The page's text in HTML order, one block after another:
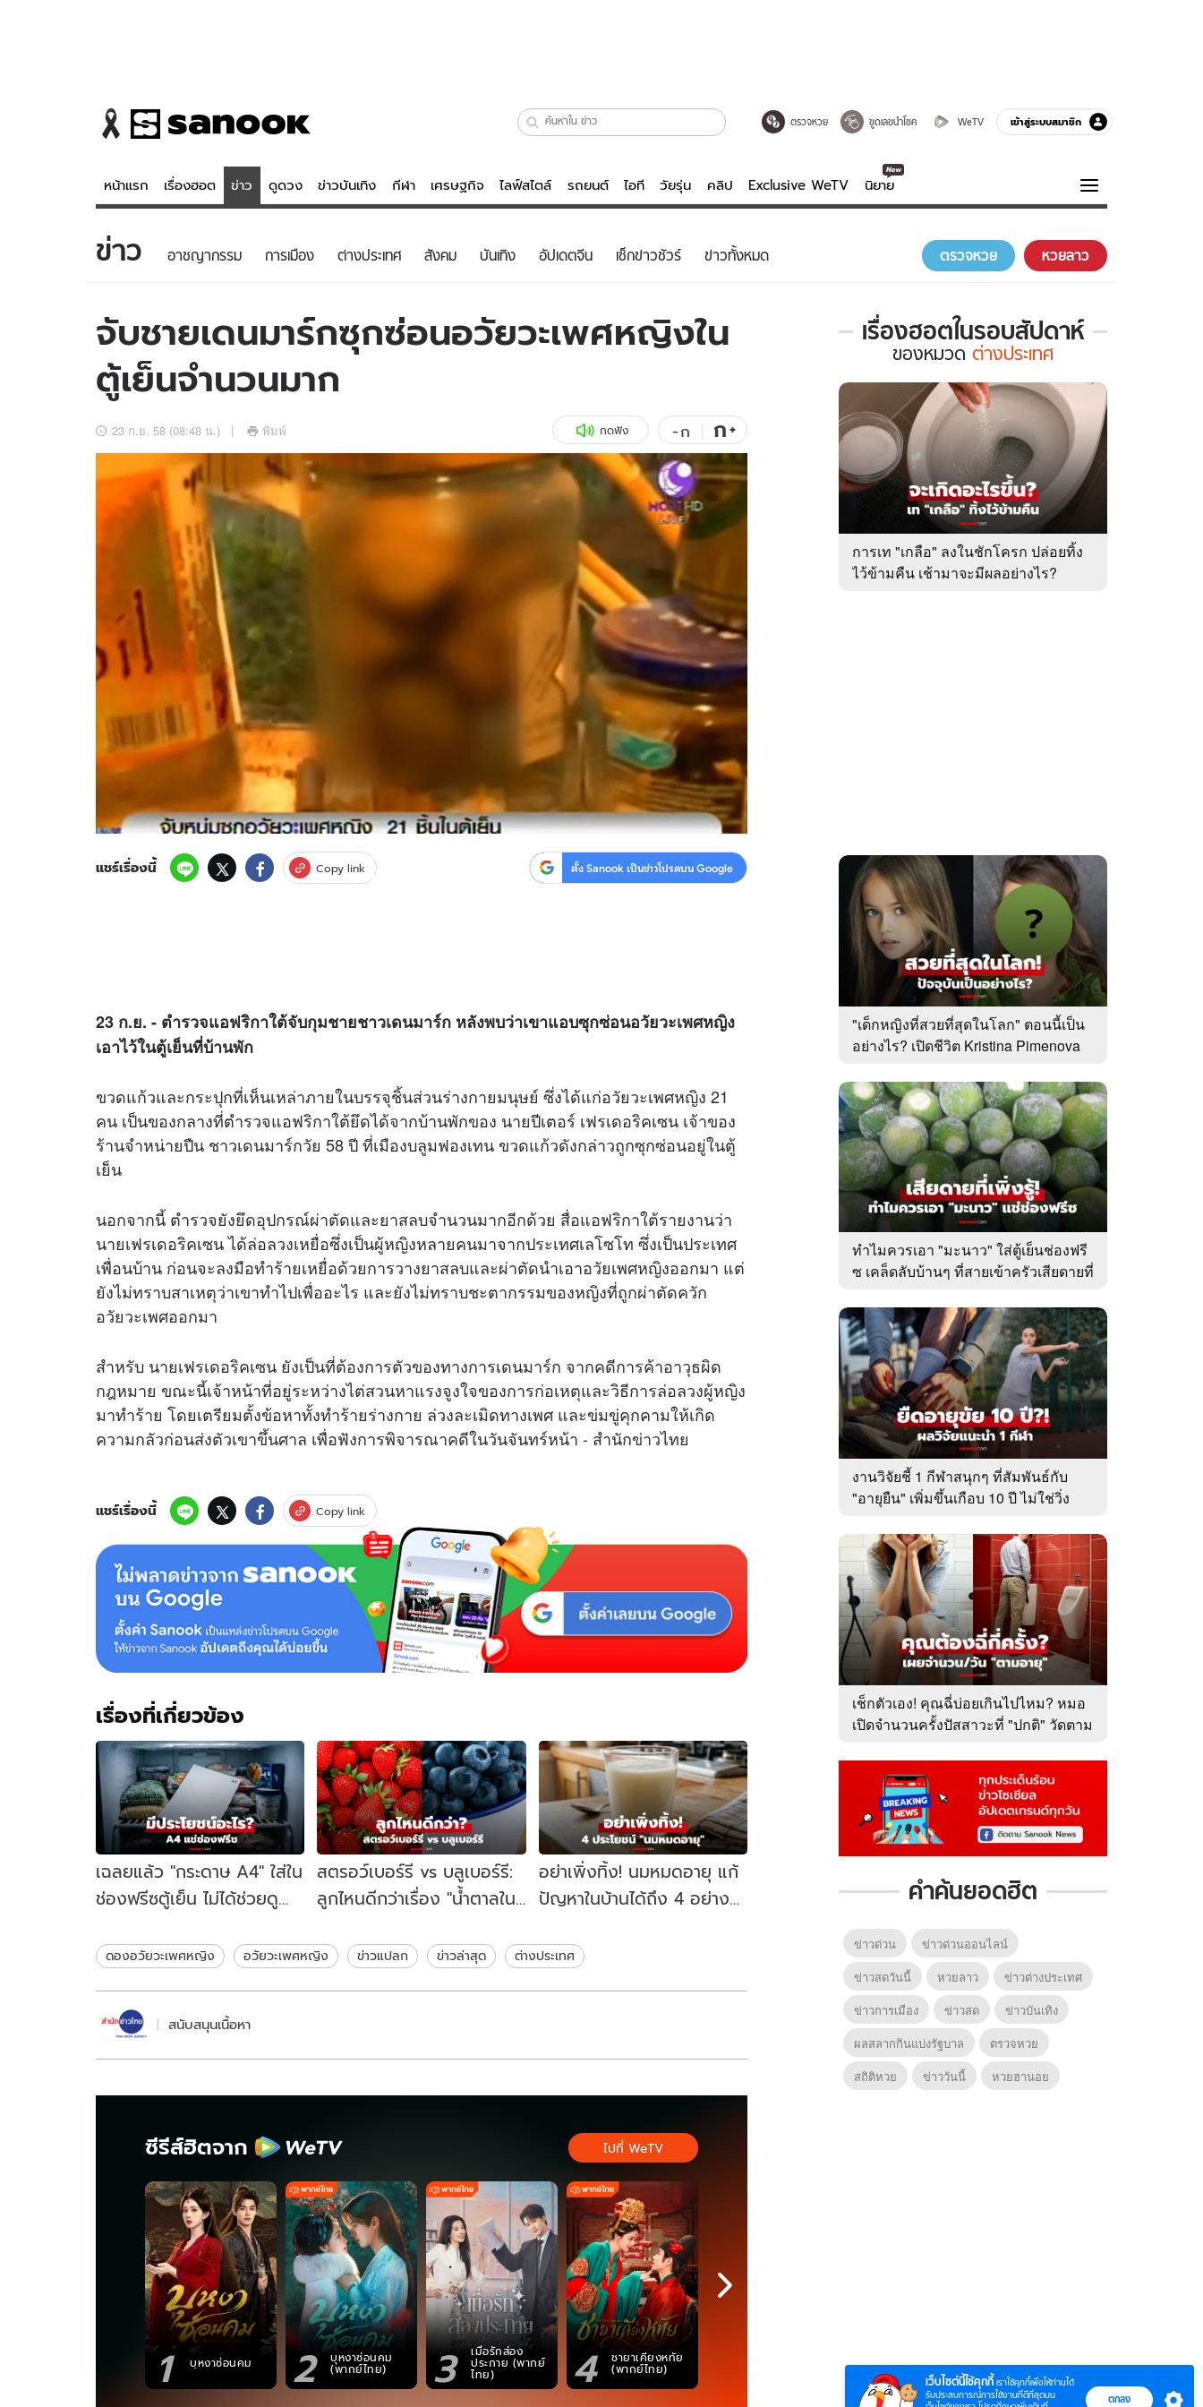
ตรวจหวย ขูดเลขนำโชค WeTV เข้าสู่ระบบสมาชิก
หน้าแรก เรื่องฮอต ข่าว ดูดวง ข่าวบันเทิง กีฬา เศรษฐกิจ ไลฟ์สไตล์ รถยนต์ ไอที วัยรุ่น คลิป Exclusive WeTV นิยาย
ข่าว
ข่าวบันเทิง
ข่าวกีฬา
ข่าวเศรษฐกิจ
อัปเดตจีน
เช็กข่าวชัวร์
ดูดวง - ตรวจหวย
สถิติหวยไทย
หวยลาว
ไลฟ์สไตล์
วัยรุ่น
สุขภาพ
เที่ยว-กิน
Tasteful Thailand
บันเทิงครบรส
ดูทีวี
WeTV
Exclusive WeTV
นิยาย
ความรู้รอบตัว
ฮาวทู
ดาวน์โหลดสนุกแอปฟรี ติดตามสนุกโซเชียลได้ที่
สงวนลิขสิทธิ์ © บริษัท อิมเมจ ฟิวเจอร์ (ประเทศไทย) จำกัด
ข่าว อาชญากรรม การเมือง ต่างประเทศ สังคม บันเทิง อัปเดตจีน เช็กข่าวชัวร์ ข่าวทั้งหมด ตรวจหวย หวยลาว
จับชายเดนมาร์กซุกซ่อนอวัยวะเพศหญิงใน
ตู้เย็นจำนวนมาก
23 ก.ย. 58 (08:48 น.) พิมพ์ กดฟัง -ก ก+
แชร์เรื่องนี้ Copy link ตั้ง Sanook เป็นข่าวโปรดบน Google
23 ก.ย. - ตำรวจแอฟริกาใต้จับกุมชายชาวเดนมาร์ก หลังพบว่าเขาแอบซุกซ่อนอวัยวะเพศหญิง
เอาไว้ในตู้เย็นที่บ้านพัก
ขวดแก้วและกระปุกที่เห็นเหล่าภายในบรรจุชิ้นส่วนร่างกายมนุษย์ ซึ่งได้แก่อวัยวะเพศหญิง 21
คน เป็นของกลางที่ตำรวจแอฟริกาใต้ยึดได้จากบ้านพักของ นายปีเตอร์ เฟรเดอริคเซน เจ้าของ
ร้านจำหน่ายปืน ชาวเดนมาร์กวัย 58 ปี ที่เมืองบลูมฟองเทน ขวดแก้วดังกล่าวถูกซุกซ่อนอยู่ในตู้
เย็น
นอกจากนี้ ตำรวจยังยึดอุปกรณ์ผ่าตัดและยาสลบจำนวนมากอีกด้วย สื่อแอฟริกาใต้รายงานว่า
นายเฟรเดอริคเซน ได้ล่อลวงเหยื่อซึ่งเป็นผู้หญิงหลายคนมาจากประเทศเลโซโท ซึ่งเป็นประเทศ
เพื่อนบ้าน ก่อนจะลงมือทำร้ายเหยื่อด้วยการวางยาสลบและผ่าตัดนำเอาอวัยเพศหญิงออกมา แต่
ยังไม่ทราบสาเหตุว่าเขาทำไปเพื่ออะไร และยังไม่ทราบชะตากรรมของหญิงที่ถูกผ่าตัดควัก
อวัยวะเพศออกมา
สำหรับ นายเฟรเดอริคเซน ยังเป็นที่ต้องการตัวของทางการเดนมาร์ก จากคดีการค้าอาวุธผิด
กฎหมาย ขณะนี้เจ้าหน้าที่อยู่ระหว่างไต่สวนหาแรงจูงใจของการก่อเหตุและวิธีการล่อลวงผู้หญิง
มาทำร้าย โดยเตรียมตั้งข้อหาทั้งทำร้ายร่างกาย ล่วงละเมิดทางเพศ และข่มขู่คุกคามให้เกิด
ความกลัวก่อนส่งตัวเขาขึ้นศาล เพื่อฟังการพิจารณาคดีในวันจันทร์หน้า - สำนักข่าวไทย
แชร์เรื่องนี้ Copy link
เรื่องที่เกี่ยวข้อง
เฉลยแล้ว "กระดาษ A4" ใส่ใน
ช่องฟรีซตู้เย็น ไม่ได้ช่วยดู
สตรอว์เบอร์รี vs บลูเบอร์รี:
ลูกไหนดีกว่าเรื่อง "น้ำตาลใน
อิสระ"
อย่าเพิ่งทิ้ง! นมหมดอายุ แก้
ปัญหาในบ้านได้ถึง 4 อย่าง
ดองอวัยวะเพศหญิง อวัยวะเพศหญิง ข่าวแปลก ข่าวล่าสุด ต่างประเทศ
สนับสนุนเนื้อหา
ซีรีส์ฮิตจาก
1 บุหงาซ่อนคม 2 บุหงาซ่อนคม
(พากย์ไทย) 3 เมื่อรักส่อง
ประกาย (พากย์
ไทย) 4 ชายาเคียงหทัย
(พากย์ไทย) 5 6 พบเธอ 7 พบเธอ (พากย์
ไทย) 8 แบบ
ไปที่ WeTV
เรื่องฮอตในรอบสัปดาห์
เรื่อง
ใน
รอบ
สัปดาห์
ของ
ต่าง
ประเทศ
ของหมวด ต่างประเทศ
การเท "เกลือ" ลงในชักโครก ปล่อยทิ้ง
ไว้ข้ามคืน เช้ามาจะมีผลอย่างไร?
"เด็กหญิงที่สวยที่สุดในโลก" ตอนนี้เป็น
อย่างไร? เปิดชีวิต Kristina Pimenova
ทำไมควรเอา "มะนาว" ใส่ตู้เย็นช่องฟรี
ซ เคล็ดลับบ้านๆ ที่สายเข้าครัวเสียดายที่
งานวิจัยชี้ 1 กีฬาสนุกๆ ที่สัมพันธ์กับ
"อายุยืน" เพิ่มขึ้นเกือบ 10 ปี ไม่ใช่วิ่ง
เช็กตัวเอง! คุณฉี่บ่อยเกินไปไหม? หมอ
เปิดจำนวนครั้งปัสสาวะที่ "ปกติ" วัดตาม
คำค้นยอดฮิต
ข่าวด่วน
ข่าวด่วนออนไลน์
ข่าวสดวันนี้
หวยลาว
ข่าวต่างประเทศ
ข่าวการเมือง
ข่าวสด
ข่าวบันเทิง
ผลสลากกินแบ่งรัฐบาล
ตรวจหวย
สถิติหวย
ข่าววันนี้ หวยฮานอย
เว็บไซต์นี้ใช้คุกกี้ เราใช้คุกกี้เพื่อให้ท่านได้
รับประสบการณ์การใช้งานที่ดีที่สุดบน
ตกลง